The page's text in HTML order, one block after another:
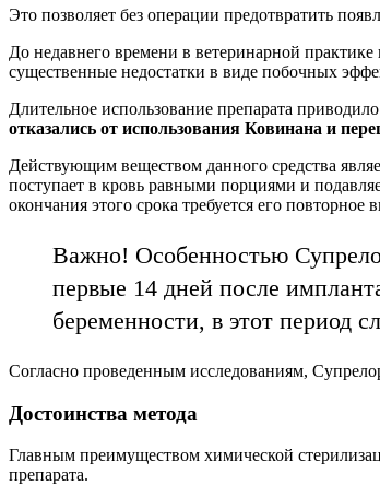
Это позволяет без операции предотвратить
До недавнего времени в ветеринарной
существенные недостатки в виде побочных
Длительное использование препарата
отказались от использования Ковинана и
Действующим веществом данного средства
поступает в кровь равными порциями и
окончания этого срока требуется его повторное
Важно! Особенностью
первые 14 дней после
беременности, в этот период
Согласно проведенным исследованиям,
Достоинства метода
Главным преимуществом химической
препарата.